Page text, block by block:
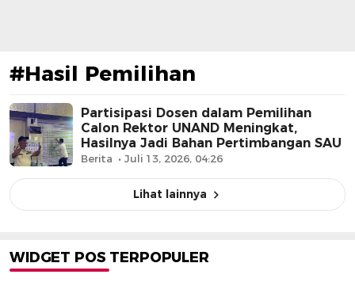
#Hasil Pemilihan
Partisipasi Dosen dalam Pemilihan
Calon Rektor UNAND Meningkat,
Hasilnya Jadi Bahan Pertimbangan SAU
Berita Juli 13, 2026, 04:26
Lihat lainnya
WIDGET POS TERPOPULER